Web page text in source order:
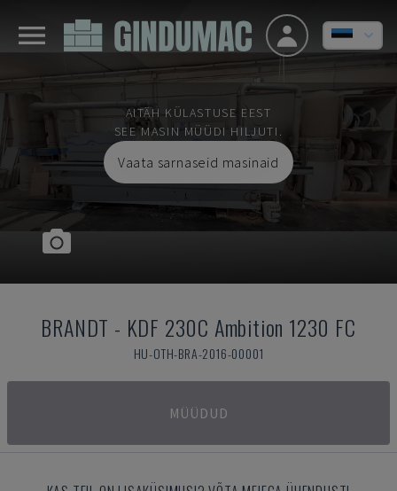
AITÄH KÜLASTUSE EEST
SEE MASIN MÜÜDI HILJUTI.
Vaata sarnaseid masinaid
BRANDT - KDF 230C Ambition 1230 FC
HU-OTH-BRA-2016-00001
MÜÜDUD